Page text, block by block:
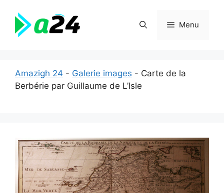
contenu
Menu
Amazigh 24 - Galerie images - Carte de la
Berbérie par Guillaume de L’Isle